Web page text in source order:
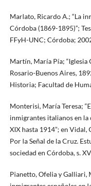
Marlato, Ricardo A.; “La
Córdoba (1869-1895)”;
FFyH-UNC; Córdoba;
Martín, María Pía; “Iglesia
Rosario-Buenos Aires,
Historia; Facultad de
Monterisi, María Teresa;
inmigrantes italianos en la
XIX hasta 1914”; en Vidal,
Por la Señal de la Cruz.
sociedad en Córdoba, s.
Pianetto, Ofelia y Galliari,